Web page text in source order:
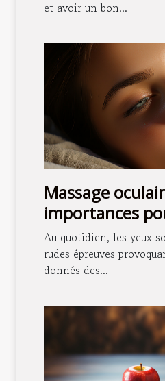
et avoir un bon...
Massage
importances
Au quotidien, les yeux
rudes épreuves
donnés des...